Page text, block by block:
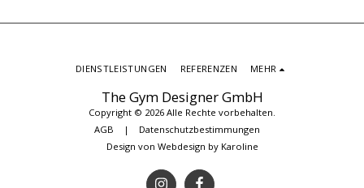
The Gym Designer GmbH
Copyright © 2026 Alle Rechte vorbehalten.
AGB | Datenschutzbestimmungen
Design von Webdesign by Karoline
DIENSTLEISTUNGEN REFERENZEN MEHR